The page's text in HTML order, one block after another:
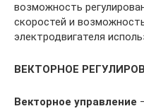
возможность
скоростей и
электродвигателя
ВЕКТОРНОЕ
Векторное управление